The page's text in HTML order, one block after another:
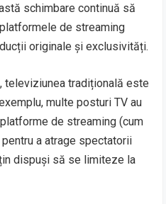
schimbare continuă să
de streaming
originale și exclusivități.
televiziunea tradițională este
multe posturi TV au
de streaming (cum
a atrage spectatorii
dispuși să se limiteze la